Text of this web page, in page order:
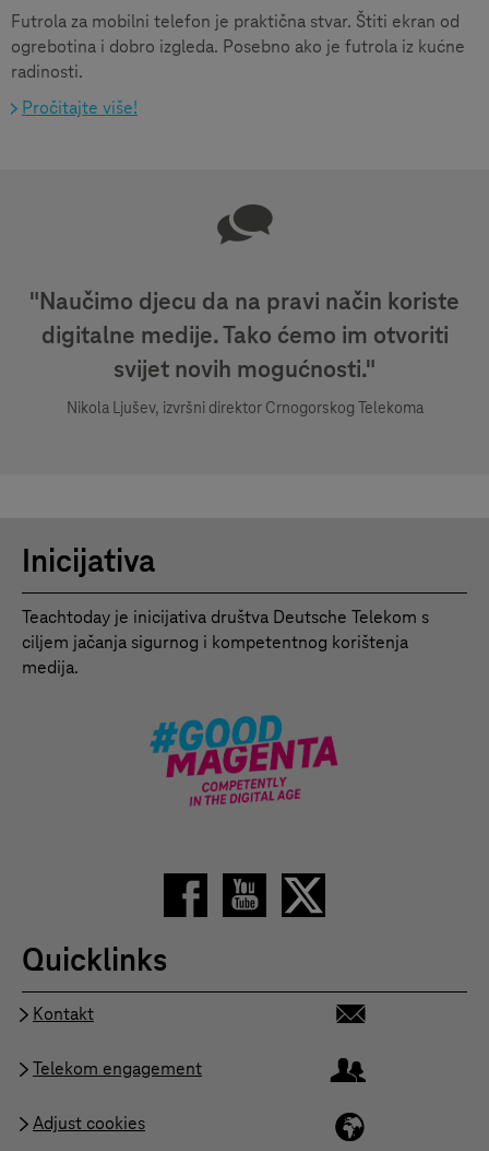
Futrola za mobilni telefon je praktična stvar. Štiti ekran od
ogrebotina i dobro izgleda. Posebno ako je futrola iz kućne
radinosti.
Pročitajte više!
"Naučimo djecu da na pravi način koriste
digitalne medije. Tako ćemo im otvoriti
svijet novih mogućnosti."
Nikola Ljušev, izvršni direktor Crnogorskog Telekoma
Inicijativa
Teachtoday je inicijativa društva Deutsche Telekom s
ciljem jačanja sigurnog i kompetentnog korištenja
medija.
Quicklinks
Kontakt
Telekom engagement
Adjust cookies